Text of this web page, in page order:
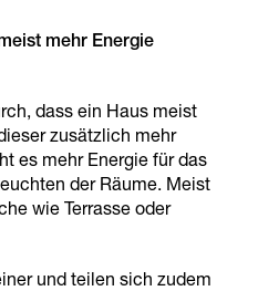
mehr Energie
dass ein Haus meist
zusätzlich mehr
es mehr Energie für das
der Räume. Meist
wie Terrasse oder
und teilen sich zudem